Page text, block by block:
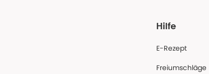
Hilfe
E-Rezept
Freiumschläge